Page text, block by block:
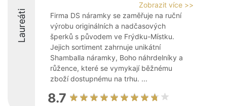
Laureáti
Zobrazit více >>
Firma DS náramky se zaměřuje na ruční
výrobu originálních a nadčasových
šperků s původem ve Frýdku-Místku.
Jejich sortiment zahrnuje unikátní
Shamballa náramky, Boho náhrdelníky a
růžence, které se vymykají běžnému
zboží dostupnému na trhu. ...
8.7